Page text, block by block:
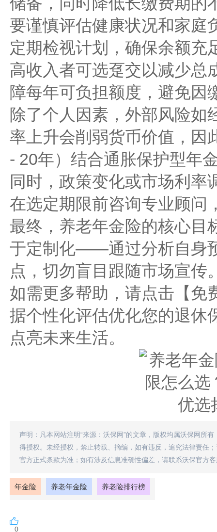
要谨慎评估健康状况和家庭
定期检视计划，确保余额充
高收入者可选趸交以减少总
障每年可负担额度，避免因
除了个人因素，外部风险如
率上升会削弱货币价值，因
- 20年）结合通胀保护型年
同时，政策变化或市场利率
在选定期限前咨询专业顾问
最终，养老年金险的核心目
于定制化——通过分析自身
点，切勿盲目跟随市场宣传
如需更多帮助，请点击【免
据个性化评估优化您的退休
点亮未来生活。
声明：凡本网站注明“来源：沃保网”的文章，版权均属沃保网所
得授权。未经授权，禁止转载、摘编，如有违反，追究法律责任
官方正式条款为准；如有涉及信息准确性偏差，请联系沃保官方
年金险 养老年金险 养老险排行榜
0